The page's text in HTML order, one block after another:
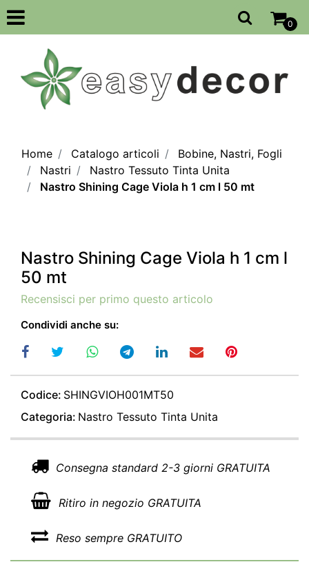
Open
0
Home Catalogo articoli
Bobine, Nastri, Fogli
Nastri
Nastro Tessuto Tinta Unita
Nastro Shining Cage Viola h 1 cm l 50 mt
Nastro Shining Cage Viola h 1 cm l
50 mt
Recensisci per primo questo articolo
Condividi anche su:
Codice: SHINGVIOH001MT50
Categoria: Nastro Tessuto Tinta Unita
Consegna standard 2-3 giorni GRATUITA
Ritiro in negozio GRATUITA
Reso sempre GRATUITO